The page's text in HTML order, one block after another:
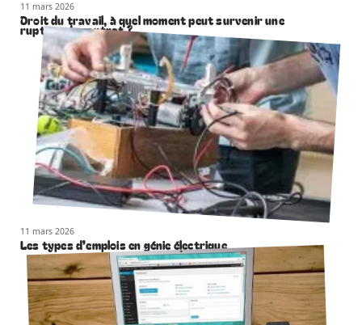
11 mars 2026
Droit du travail, à quel moment peut survenir une
rupture de contrat ?
11 mars 2026
Les types d’emplois en génie électrique